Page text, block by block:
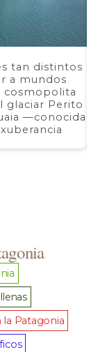
5.350,00
tan distintos
a mundos
cosmopolita
glaciar Perito
—conocida
la Patagonia